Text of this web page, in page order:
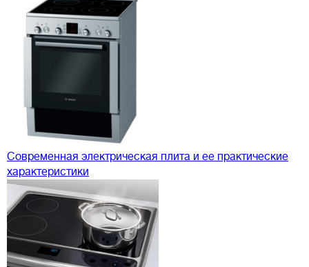
Современная электрическая плита и ее практические
характеристики